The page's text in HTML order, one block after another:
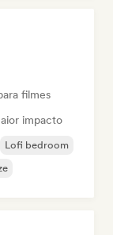
filmes
impacto
Lofi bedroom